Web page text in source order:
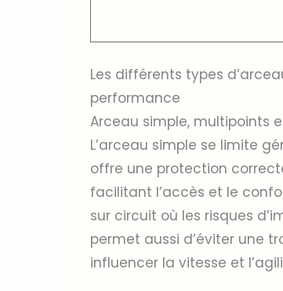
Les différents types
performance
Arceau simple, multipoints
L’arceau simple se limite
offre une protection
facilitant l’accès et le
sur circuit où les risques
permet aussi d’éviter une
influencer la vitesse et